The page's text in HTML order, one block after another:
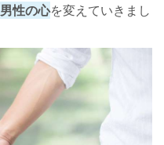
男性の心を変えていきまし